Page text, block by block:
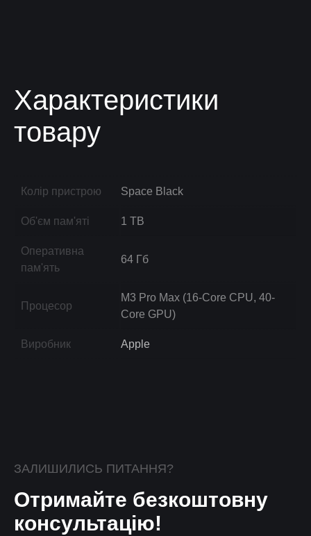
Характеристики
товару
Колір пристрою Space Black
Об'єм пам'яті 1 TB
Оперативна
пам'ять
64 Гб
Процесор
M3 Pro Max (16-Core CPU, 40-
Core GPU)
Виробник Apple
ЗАЛИШИЛИСЬ ПИТАННЯ?
Отримайте безкоштовну
консультацію!